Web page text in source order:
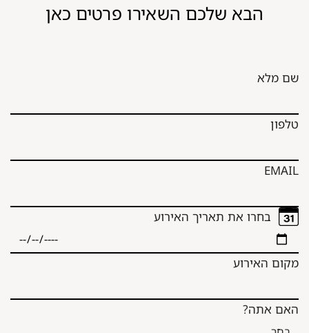
הבא שלכם השאירו פרטים כאן
שם מלא
טלפון
EMAIL
בחרו את תאריך האירוע
מקום האירוע
האם אתה?